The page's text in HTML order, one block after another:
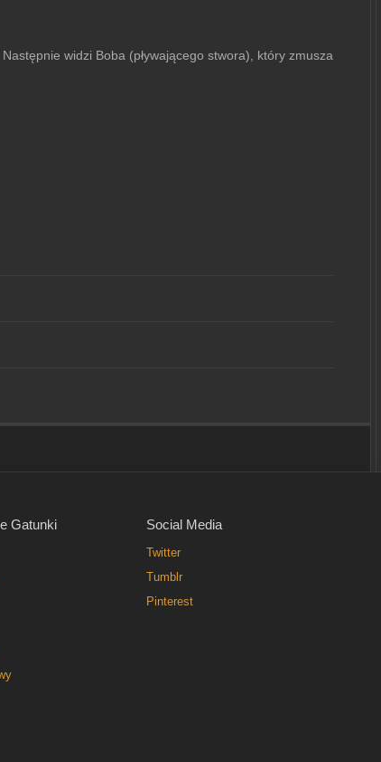
widzi Boba (pływającego stwora), który zmusza
Gatunki Social Media
Twitter
Tumblr
Pinterest